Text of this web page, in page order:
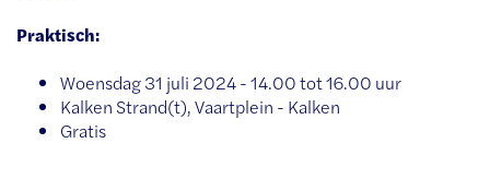
Praktisch:
Woensdag 31 juli 2024 - 14.00 tot 16.00 uur
Kalken Strand(t), Vaartplein - Kalken
Gratis